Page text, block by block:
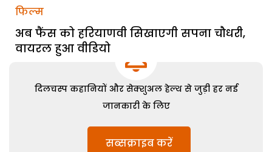
फिल्म
अब फैंस को हरियाणवी सिखाएगी सपना चौधरी,
वायरल हुआ वीडियो
दिलचस्प कहानियों और सेक्शुअल हेल्थ से जुड़ी हर नई
जानकारी के लिए
सब्सक्राइब करें